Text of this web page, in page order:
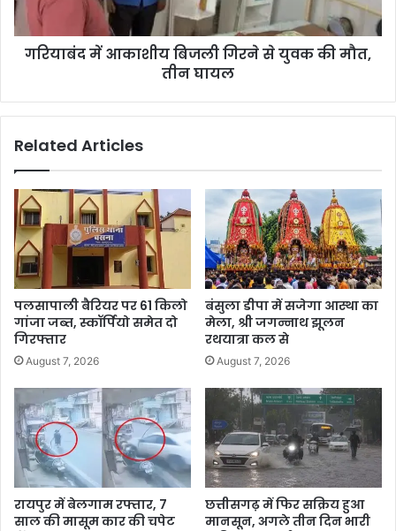
गरियाबंद में आकाशीय बिजली गिरने से युवक की मौत,
तीन घायल
Related Articles
पलसापाली बैरियर पर 61 किलो
गांजा जब्त, स्कॉर्पियो समेत दो
गिरफ्तार
August 7, 2026
बंसुला डीपा में सजेगा आस्था का
मेला, श्री जगन्नाथ झूलन
रथयात्रा कल से
August 7, 2026
रायपुर में बेलगाम रफ्तार, 7
साल की मासूम कार की चपेट
छत्तीसगढ़ में फिर सक्रिय हुआ
मानसून, अगले तीन दिन भारी